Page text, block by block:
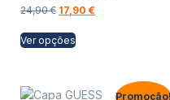
24,90€ 17,90 €
Ver opções